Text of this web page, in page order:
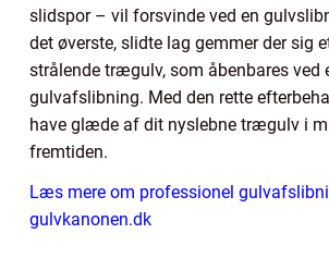
slidspor – vil forsvinde ved en
det øverste, slidte lag gemmer der sig
strålende trægulv, som åbenbares ved
gulvafslibning. Med den rette
have glæde af dit nyslebne trægulv i
fremtiden.
Læs mere om professionel
gulvkanonen.dk